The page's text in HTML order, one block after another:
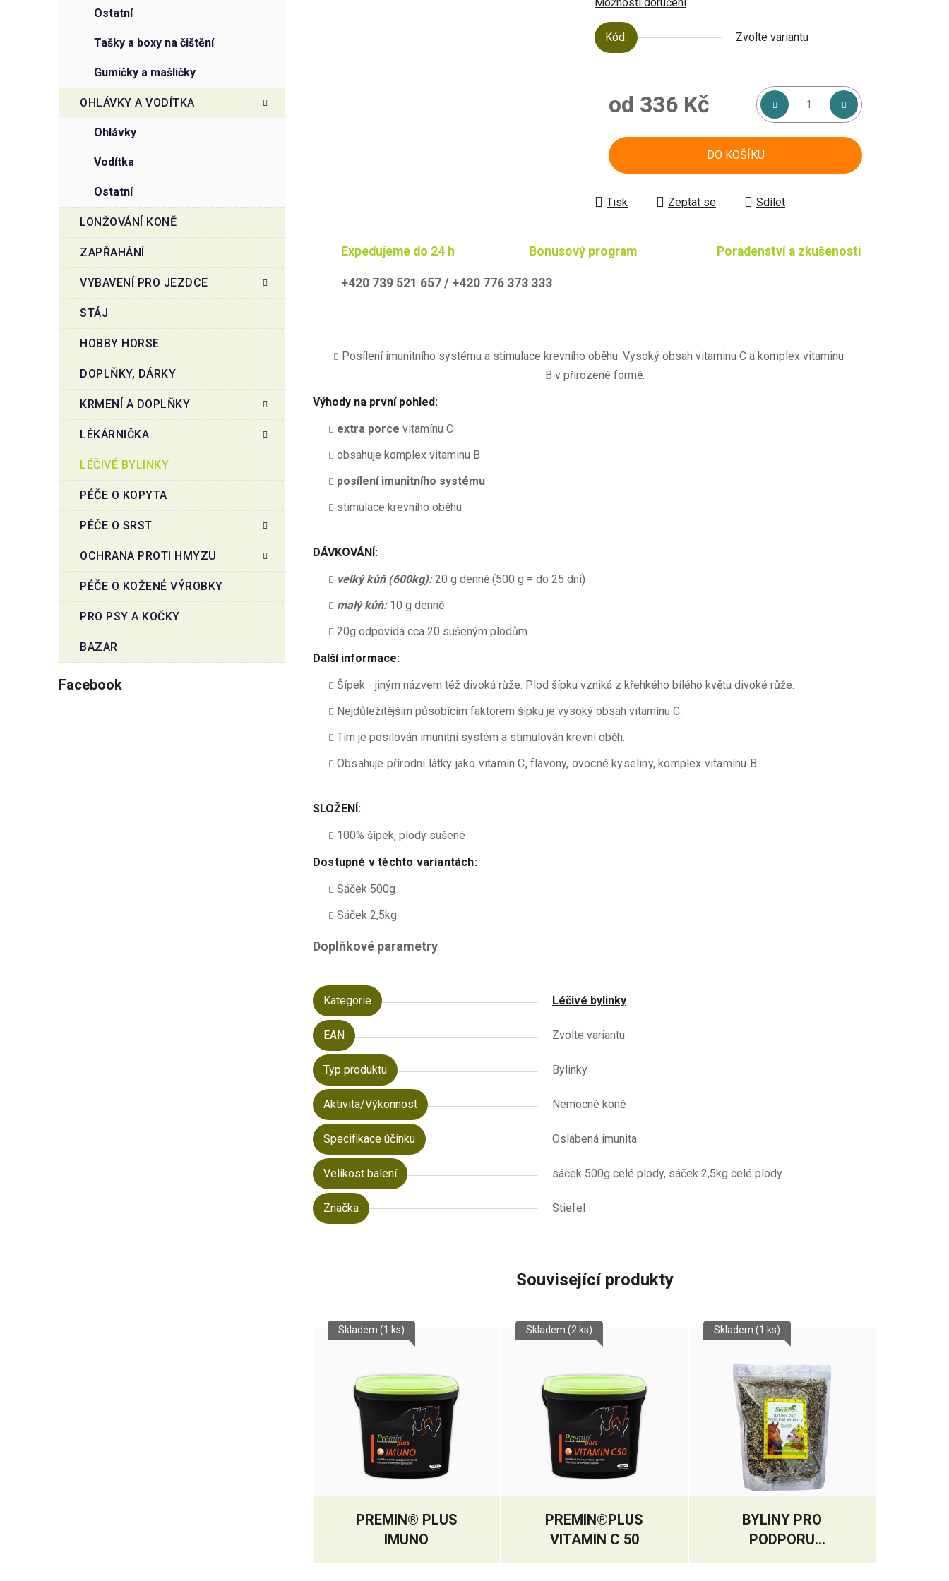
ostatní
tašky a boxy na čištění
gumičky a mašličky
OHLÁVKY A VODÍTKA
ohlávky
vodítka
ostatní
LONŽOVÁNÍ KONĚ
ZAPŘAHÁNÍ
VYBAVENÍ PRO JEZDCE
STÁJ
HOBBY HORSE
DOPLŇKY, DÁRKY
KRMENÍ A DOPLŇKY
LÉKÁRNIČKA
LÉČIVÉ BYLINKY
PÉČE O KOPYTA
PÉČE O SRST
OCHRANA PROTI HMYZU
PÉČE O KOŽENÉ VÝROBKY
PRO PSY A KOČKY
BAZAR
Facebook
Kód: Zvolte variantu
od 336 Kč
DO KOŠÍKU
Tisk Zeptat se Sdílet
Expedujeme do 24 h Bonusový program Poradenství a zkušenosti
+420 739 521 657 / +420 776 373 333
Posílení imunitního systému a stimulace krevního oběhu. Vysoký obsah vitaminu C a komplex vitaminu
B v přirozené formě.
Výhody na první pohled:
extra porce vitamínu C
obsahuje komplex vitaminu B
posílení imunitního systému
stimulace krevního oběhu
DÁVKOVÁNÍ:
velký kůň (600kg):20 g denně (500 g = do 25 dní)
malý kůň: 10 g denně
20g odpovídá cca 20 sušeným plodům
Další informace:
Šípek - jiným názvem též divoká růže. Plod šípku vzniká z křehkého bílého květu divoké růže.
Nejdůležitějším působícím faktorem šípku je vysoký obsah vitamínu C.
Tím je posilován imunitní systém a stimulován krevní oběh.
Obsahuje přírodní látky jako vitamín C, flavony, ovocné kyseliny, komplex vitamínu B.
SLOŽENÍ:
100% šípek, plody sušené
Dostupné v těchto variantách:
Sáček 500g
Sáček 2,5kg
Doplňkové parametry
Kategorie Léčivé bylinky
EAN Zvolte variantu
Typ produktu Bylinky
Aktivita/Výkonnost Nemocné koně
Specifikace účinku Oslabená imunita
Velikost balení sáček 500g celé plody, sáček 2,5kg celé plody
Značka Stiefel
Související produkty
PREMIN® PLUS
IMUNO
Skladem (1 ks)
PREMIN®PLUS
VITAMIN C 50
Skladem (2 ks)
BYLINY PRO
PODPORU
IMUNITNÍHO
Skladem (1 ks)